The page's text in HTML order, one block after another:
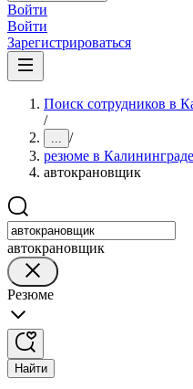
Войти
Войти
Зарегистрироваться
Поиск сотрудников в
/
... /
резюме в Калининграде
автокрановщик
автокрановщик
Резюме
Найти